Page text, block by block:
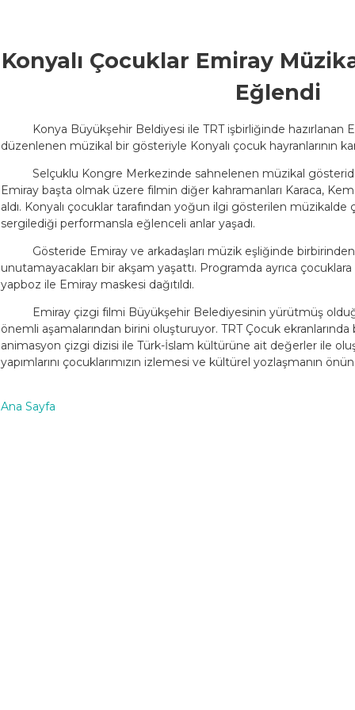
Konyalı Çocuklar Emiray
Eğlendi
Konya Büyükşehir Beldiyesi ile TRT işbirliğinde hazırlanan
düzenlenen müzikal bir gösteriyle Konyalı çocuk hayranlarının
Selçuklu Kongre Merkezinde sahnelenen müzikal
Emiray başta olmak üzere filmin diğer kahramanları Karaca,
aldı. Konyalı çocuklar tarafından yoğun ilgi gösterilen müzikalde
sergilediği performansla eğlenceli anlar yaşadı.
Gösteride Emiray ve arkadaşları müzik eşliğinde
unutamayacakları bir akşam yaşattı. Programda ayrıca çocuklara
yapboz ile Emiray maskesi dağıtıldı.
Emiray çizgi filmi Büyükşehir Belediyesinin yürütmüş
önemli aşamalarından birini oluşturuyor. TRT Çocuk
animasyon çizgi dizisi ile Türk-İslam kültürüne ait değerler ile
yapımlarını çocuklarımızın izlemesi ve kültürel yozlaşmanın
Ana Sayfa